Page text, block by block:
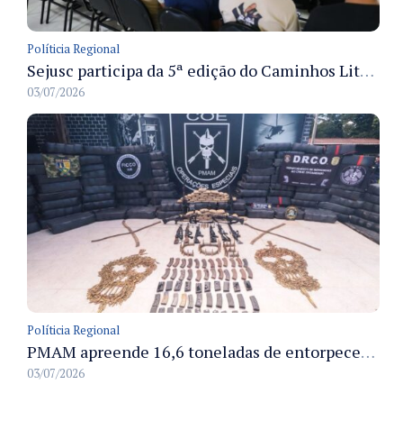
Políticia Regional
Sejusc participa da 5ª edição do Caminhos Literários com foco na cultura hip-hop nas unidades socioeducativas
03/07/2026
Políticia Regional
PMAM apreende 16,6 toneladas de entorpecentes e registra aumento nas prisões em flagrante e nas capturas de foragidos no primeiro semestre de 2026
03/07/2026